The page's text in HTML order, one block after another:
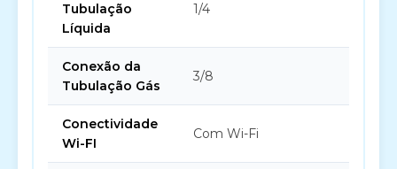
Tubulação
Líquida
1/4
Conexão da
Tubulação Gás
3/8
Conectividade
Wi-FI
Com Wi-Fi